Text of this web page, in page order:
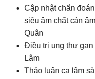
Cập nhật chẩn
siêu âm chất cản
Quân
Điều trị ung thư gan
Lâm
Thảo luận ca lâm